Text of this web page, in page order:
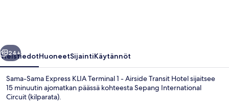
Airside
Transit
Hotel
valokuvagalleria
Seuraava
24+
YleistiedotHuoneetSijaintiKäytännöt
Sama-Sama Express KLIA Terminal 1 - Airside Transit Hotel sijaitsee
15 minuutin ajomatkan päässä kohteesta Sepang International
Circuit (kilparata).